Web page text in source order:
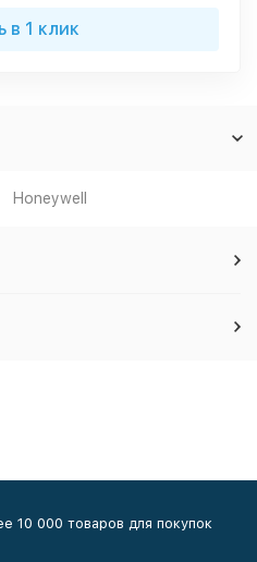
в 1 клик
Honeywell
000 товаров для покупок